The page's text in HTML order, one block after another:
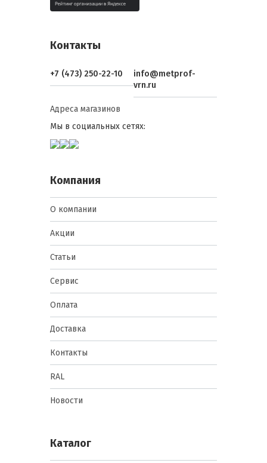
Контакты
+7 (473) 250-22-10
info@metprof-
vrn.ru
Адреса магазинов
Мы в социальных сетях:
Компания
О компании
Акции
Статьи
Сервис
Оплата
Доставка
Контакты
RAL
Новости
Каталог